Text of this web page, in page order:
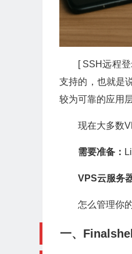
[ SSH远程
支持的，也就是
较为可靠的应用
现在大多数
需要准备：
VPS云服务
怎么管理你
一、Finalshell